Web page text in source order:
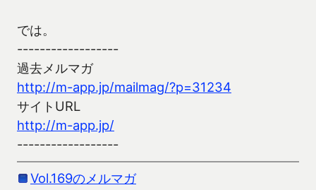
では。
------------------
過去メルマガ
http://m-app.jp/mailmag/?p=31234
サイトURL
http://m-app.jp/
------------------
Vol.169のメルマガ